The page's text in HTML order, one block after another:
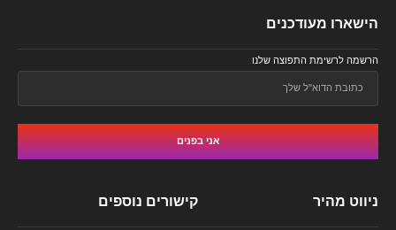
הישארו מעודכנים
הרשמה לרשימת התפוצה שלנו
אני בפנים
ניווט מהיר קישורים נוספים